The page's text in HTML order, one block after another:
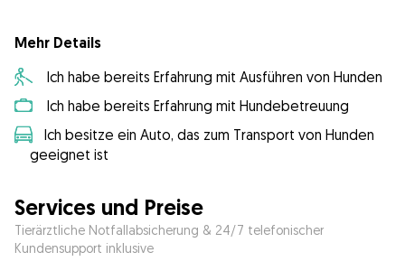
Mehr Details
Ich habe bereits Erfahrung mit Ausführen von Hunden
Ich habe bereits Erfahrung mit Hundebetreuung
Ich besitze ein Auto, das zum Transport von Hunden
geeignet ist
Services und Preise
Tierärztliche Notfallabsicherung & 24/7 telefonischer
Kundensupport inklusive